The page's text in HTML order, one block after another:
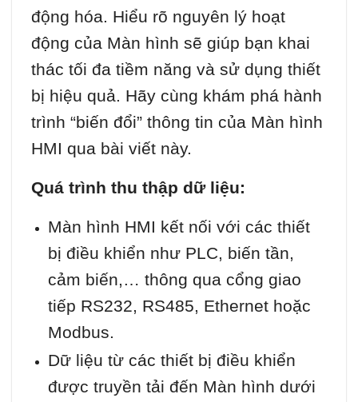
động hóa. Hiểu rõ nguyên lý hoạt
động của Màn hình sẽ giúp bạn khai
thác tối đa tiềm năng và sử dụng thiết
bị hiệu quả. Hãy cùng khám phá hành
trình “biến đổi” thông tin của Màn hình
HMI qua bài viết này.
Quá trình thu thập dữ liệu:
Màn hình HMI kết nối với các thiết
bị điều khiển như PLC, biến tần,
cảm biến,… thông qua cổng giao
tiếp RS232, RS485, Ethernet hoặc
Modbus.
Dữ liệu từ các thiết bị điều khiển
được truyền tải đến Màn hình dưới